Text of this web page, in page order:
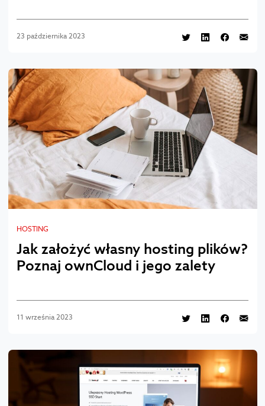
23 października 2023
HOSTING
Jak założyć własny hosting plików?
Poznaj ownCloud i jego zalety
11 września 2023